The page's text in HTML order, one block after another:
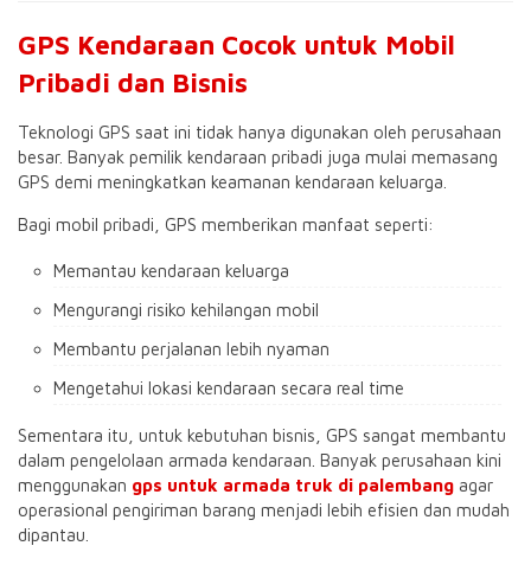
GPS Kendaraan Cocok untuk Mobil
Pribadi dan Bisnis
Teknologi GPS saat ini tidak hanya digunakan oleh perusahaan
besar. Banyak pemilik kendaraan pribadi juga mulai memasang
GPS demi meningkatkan keamanan kendaraan keluarga.
Bagi mobil pribadi, GPS memberikan manfaat seperti:
Memantau kendaraan keluarga
Mengurangi risiko kehilangan mobil
Membantu perjalanan lebih nyaman
Mengetahui lokasi kendaraan secara real time
Sementara itu, untuk kebutuhan bisnis, GPS sangat membantu
dalam pengelolaan armada kendaraan. Banyak perusahaan kini
menggunakan gps untuk armada truk di palembang agar
operasional pengiriman barang menjadi lebih efisien dan mudah
dipantau.